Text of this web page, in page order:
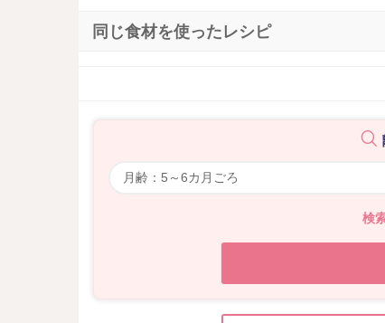
同じ食材を使ったレシピ
検